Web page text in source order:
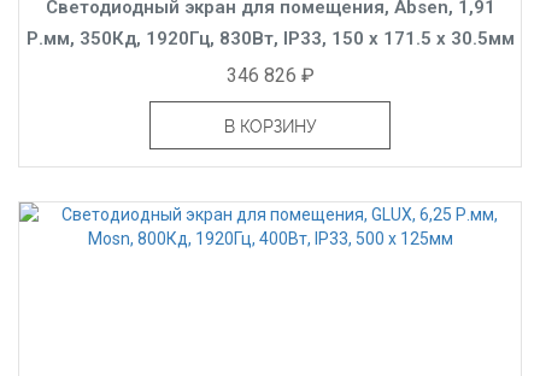
Светодиодный экран для помещения, Absen, 1,91
Р.мм, 350Кд, 1920Гц, 830Вт, IP33, 150 x 171.5 x 30.5мм
346 826 ₽
В КОРЗИНУ